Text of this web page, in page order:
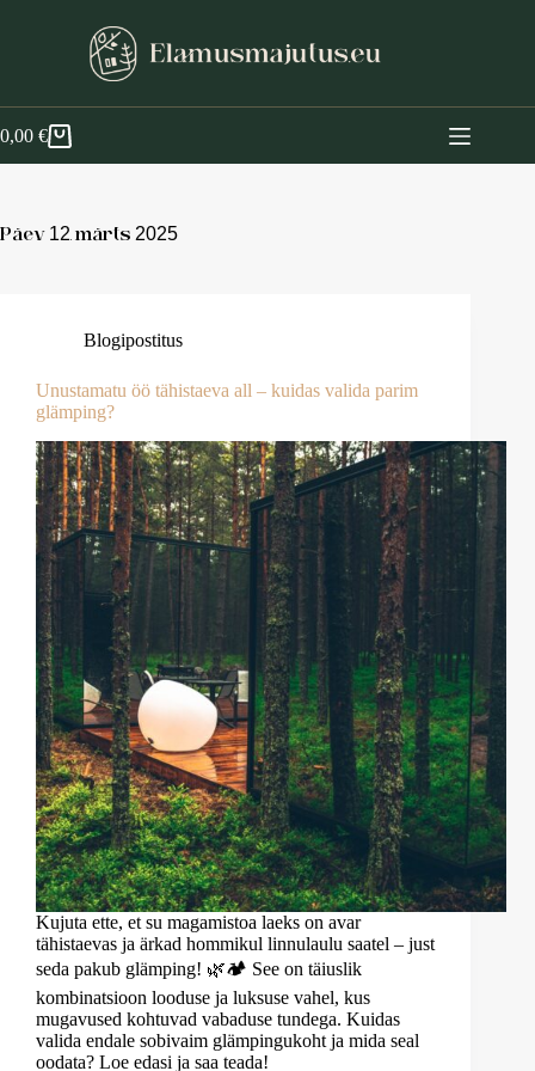
0,00 €
Päev 12. märts 2025
Blogipostitus
Unustamatu öö tähistaeva all – kuidas valida parim
glämping?
Kujuta ette, et su magamistoa laeks on avar
tähistaevas ja ärkad hommikul linnulaulu saatel – just
seda pakub glämping! 🌿🏕️ See on täiuslik
kombinatsioon looduse ja luksuse vahel, kus
mugavused kohtuvad vabaduse tundega. Kuidas
valida endale sobivaim glämpingukoht ja mida seal
oodata? Loe edasi ja saa teada!